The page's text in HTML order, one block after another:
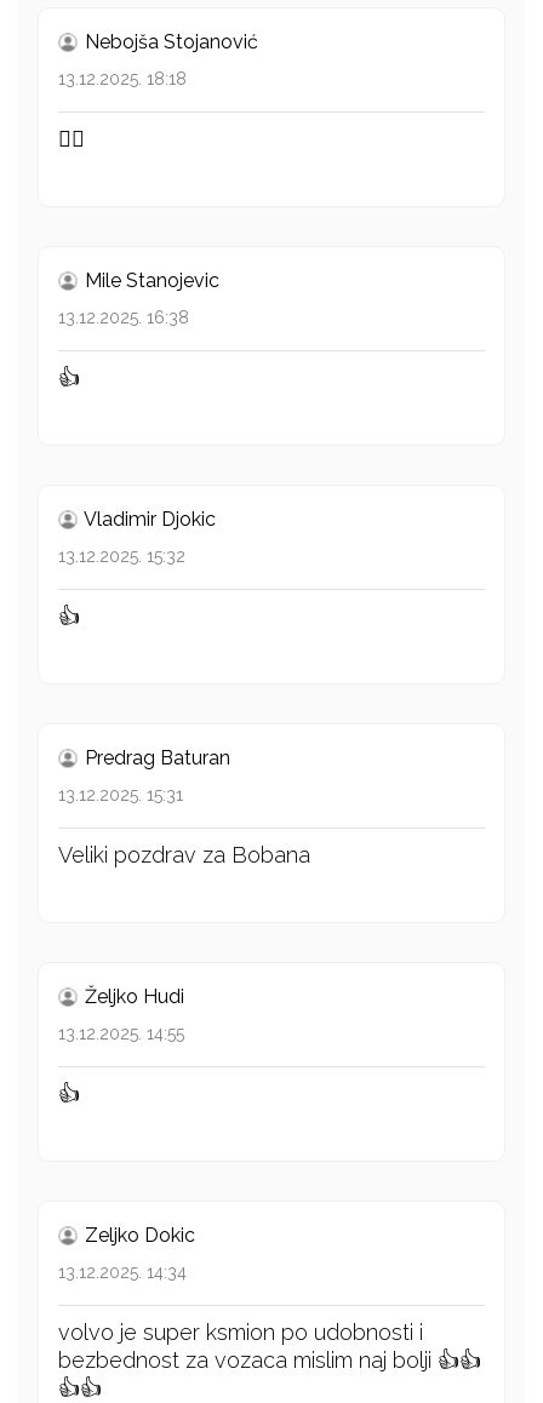
Nebojša Stojanović
13.12.2025. 18:18
👍🏻
Mile Stanojevic
13.12.2025. 16:38
👍
Vladimir Djokic
13.12.2025. 15:32
👍
Predrag Baturan
13.12.2025. 15:31
Veliki pozdrav za Bobana
Željko Hudi
13.12.2025. 14:55
👍
Zeljko Dokic
13.12.2025. 14:34
volvo je super ksmion po udobnosti i
bezbednost za vozaca mislim naj bolji 👍👍
👍👍